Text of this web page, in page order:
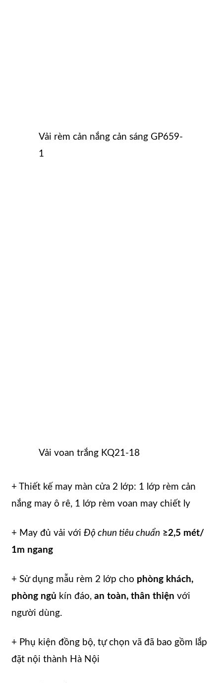
Vải rèm cản nắng cản sáng GP659-
1
Vải voan trắng KQ21-18
+ Thiết kế may màn cửa 2 lớp: 1 lớp rèm cản
nắng may ô rê, 1 lớp rèm voan may chiết ly
+ May đủ vải với Độ chun tiêu chuẩn ≥2,5 mét/
1m ngang
+ Sử dụng mẫu rèm 2 lớp cho phòng khách,
phòng ngủ kín đáo, an toàn, thân thiện với
người dùng.
+ Phụ kiện đồng bộ, tự chọn vã đã bao gồm lắp
đặt nội thành Hà Nội